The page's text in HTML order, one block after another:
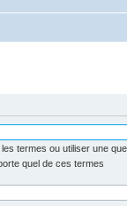
termes ou utiliser une
quel de ces termes